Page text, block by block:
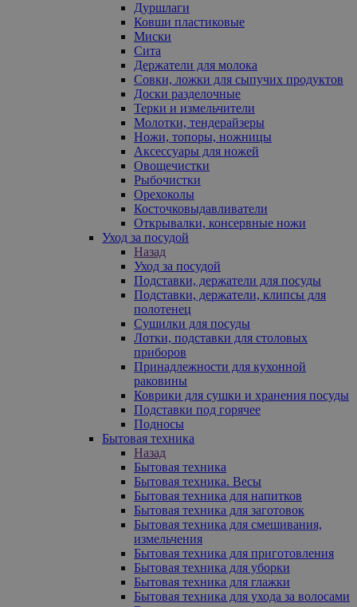
Дуршлаги
Ковши пластиковые
Миски
Сита
Держатели для молока
Совки, ложки для сыпучих продуктов
Доски разделочные
Терки и измельчители
Молотки, тендерайзеры
Ножи, топоры, ножницы
Аксессуары для ножей
Овощечистки
Рыбочистки
Орехоколы
Косточковыдавливатели
Открывалки, консервные ножи
Уход за посудой
Назад
Уход за посудой
Подставки, держатели для посуды
Подставки, держатели, клипсы для
полотенец
Сушилки для посуды
Лотки, подставки для столовых
приборов
Принадлежности для кухонной
раковины
Коврики для сушки и хранения посуды
Подставки под горячее
Подносы
Бытовая техника
Назад
Бытовая техника
Бытовая техника. Весы
Бытовая техника для напитков
Бытовая техника для заготовок
Бытовая техника для смешивания,
измельчения
Бытовая техника для приготовления
Бытовая техника для уборки
Бытовая техника для глажки
Бытовая техника для ухода за волосами